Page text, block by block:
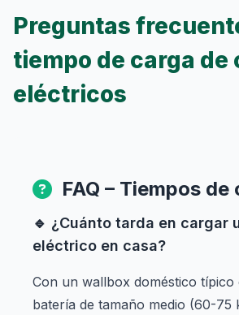
Preguntas
tiempo de carga de
eléctricos
FAQ – Tiempos de
🔹 ¿Cuánto tarda en cargar
eléctrico en casa?
Con un wallbox doméstico típico
batería de tamaño medio (60-75